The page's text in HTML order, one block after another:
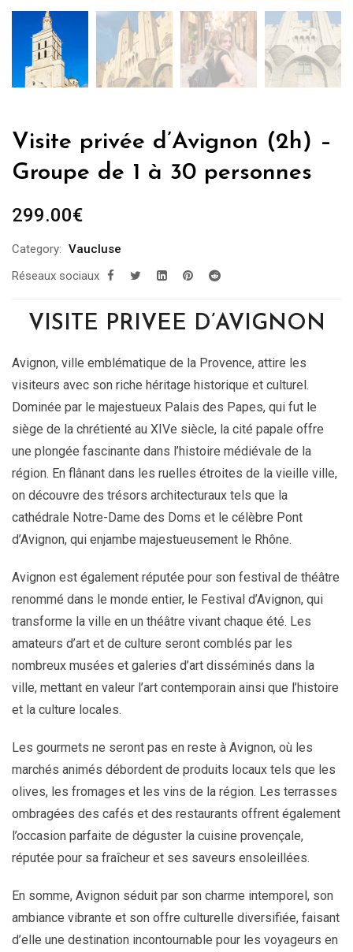
Visite privée d’Avignon (2h) –
Groupe de 1 à 30 personnes
299.00€
Category: Vaucluse
Réseaux sociaux
VISITE PRIVEE D’AVIGNON
Avignon, ville emblématique de la Provence, attire les
visiteurs avec son riche héritage historique et culturel.
Dominée par le majestueux Palais des Papes, qui fut le
siège de la chrétienté au XIVe siècle, la cité papale offre
une plongée fascinante dans l’histoire médiévale de la
région. En flânant dans les ruelles étroites de la vieille ville,
on découvre des trésors architecturaux tels que la
cathédrale Notre-Dame des Doms et le célèbre Pont
d’Avignon, qui enjambe majestueusement le Rhône.
Avignon est également réputée pour son festival de théâtre
renommé dans le monde entier, le Festival d’Avignon, qui
transforme la ville en un théâtre vivant chaque été. Les
amateurs d’art et de culture seront comblés par les
nombreux musées et galeries d’art disséminés dans la
ville, mettant en valeur l’art contemporain ainsi que l’histoire
et la culture locales.
Les gourmets ne seront pas en reste à Avignon, où les
marchés animés débordent de produits locaux tels que les
olives, les fromages et les vins de la région. Les terrasses
ombragées des cafés et des restaurants offrent également
l’occasion parfaite de déguster la cuisine provençale,
réputée pour sa fraîcheur et ses saveurs ensoleillées.
En somme, Avignon séduit par son charme intemporel, son
ambiance vibrante et son offre culturelle diversifiée, faisant
d’elle une destination incontournable pour les voyageurs en